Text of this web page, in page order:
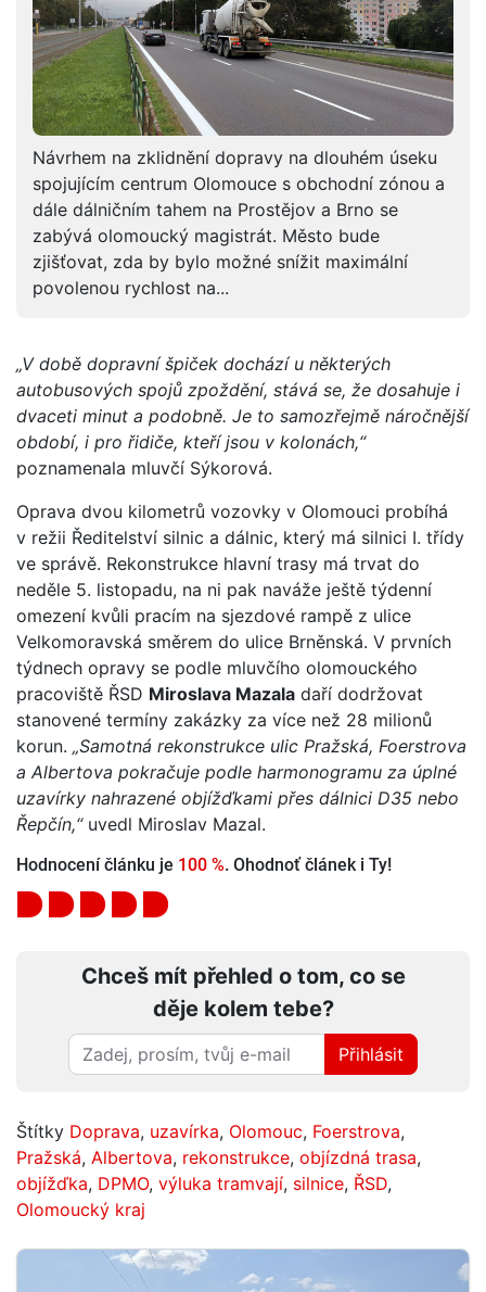
Návrhem na zklidnění dopravy na dlouhém úseku
spojujícím centrum Olomouce s obchodní zónou a
dále dálničním tahem na Prostějov a Brno se
zabývá olomoucký magistrát. Město bude
zjišťovat, zda by bylo možné snížit maximální
povolenou rychlost na...
„V době dopravní špiček dochází u některých
autobusových spojů zpoždění, stává se, že dosahuje i
dvaceti minut a podobně. Je to samozřejmě náročnější
období, i pro řidiče, kteří jsou v kolonách,“
poznamenala mluvčí Sýkorová.
Oprava dvou kilometrů vozovky v Olomouci probíhá
v režii Ředitelství silnic a dálnic, který má silnici I. třídy
ve správě. Rekonstrukce hlavní trasy má trvat do
neděle 5. listopadu, na ni pak naváže ještě týdenní
omezení kvůli pracím na sjezdové rampě z ulice
Velkomoravská směrem do ulice Brněnská. V prvních
týdnech opravy se podle mluvčího olomouckého
pracoviště ŘSD Miroslava Mazala daří dodržovat
stanovené termíny zakázky za více než 28 milionů
korun. „Samotná rekonstrukce ulic Pražská, Foerstrova
a Albertova pokračuje podle harmonogramu za úplné
uzavírky nahrazené objížďkami přes dálnici D35 nebo
Řepčín,“uvedl Miroslav Mazal.
Hodnocení článku je 100 %. Ohodnoť článek i Ty!
Chceš mít přehled o tom, co se
děje kolem tebe?
Přihlásit
Štítky Doprava, uzavírka, Olomouc, Foerstrova,
Pražská, Albertova, rekonstrukce, objízdná trasa,
objížďka, DPMO, výluka tramvají, silnice, ŘSD,
Olomoucký kraj